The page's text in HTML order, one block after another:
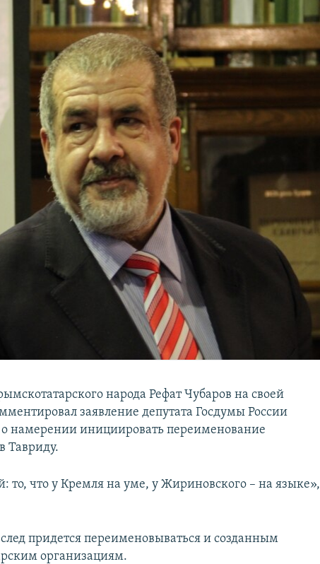
народа Рефат Чубаров на своей
заявление депутата Госдумы России
намерении инициировать переименование
Тавриду.
то, что у Кремля на уме, у Жириновского – на языке»,
придется переименовываться и созданным
организациям.